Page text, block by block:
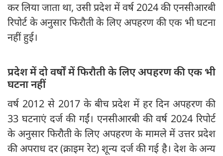
कर लिया जाता था, उसी प्रदेश में वर्ष 2024 की एनसीआरबी
रिपोर्ट के अनुसार फिरौती के लिए अपहरण की एक भी घटना
नहीं हुई।
प्रदेश में दो वर्षों में फिरौती के लिए अपहरण की एक भी
घटना नहीं
वर्ष 2012 से 2017 के बीच प्रदेश में हर दिन अपहरण की
33 घटनाएं दर्ज की गईं। एनसीआरबी की वर्ष 2024 रिपोर्ट
के अनुसार फिरौती के लिए अपहरण के मामले में उत्तर प्रदेश
की अपराध दर (क्राइम रेट) शून्य दर्ज की गई है। देश के अन्य